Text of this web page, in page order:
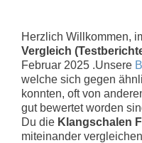
Herzlich Willkommen,
Vergleich
Februar 2025 .Unsere
welche sich gegen
konnten, oft von
gut bewertet worden
Du die Klangschalen
miteinander